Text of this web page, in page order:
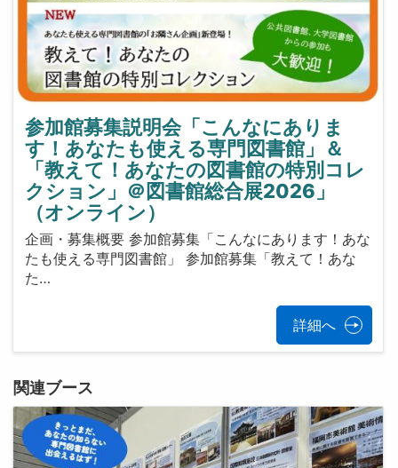
参加館募集説明会「こんなにありま
す！あなたも使える専門図書館」＆
「教えて！あなたの図書館の特別コレ
クション」＠図書館総合展2026」
（オンライン）
企画・募集概要 参加館募集「こんなにあります！あな
たも使える専門図書館」 参加館募集「教えて！あな
た…
詳細へ
関連ブース